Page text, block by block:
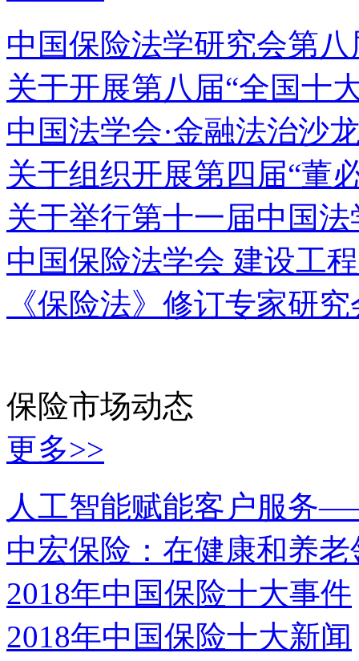
中国保险法学研究会第八
关于开展第八届“全国十
中国法学会·金融法治沙
关于组织开展第四届“董
关于举行第十一届中国法
中国保险法学会 建设工
《保险法》修订专家研
保险市场动态
更多>>
人工智能赋能客户服务
中宏保险：在健康和养老
2018年中国保险十大事件
2018年中国保险十大新闻